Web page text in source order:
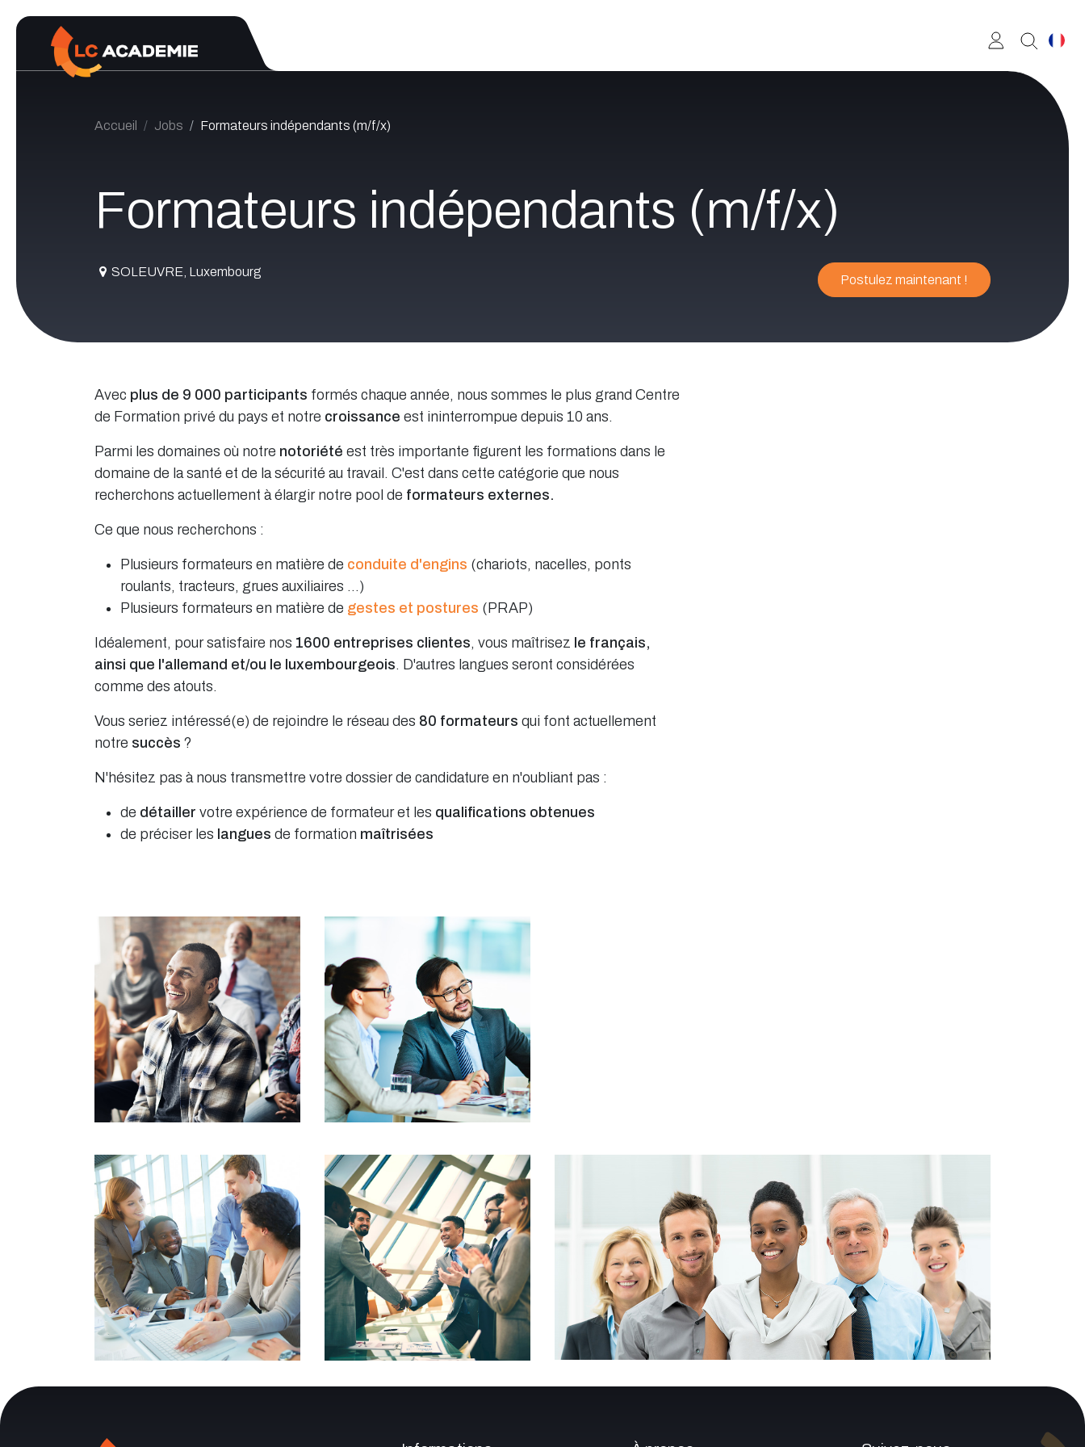
Accueil Jobs Formateurs indépendants (m/f/x)
Formateurs indépendants (m/f/x)
SOLEUVRE, Luxembourg
Postulez maintenant !
Avec plus de 9 000 participants formés chaque année, nous sommes le plus grand Centre
de Formation privé du pays et notre croissance est ininterrompue depuis 10 ans.
Parmi les domaines où notre notoriété est très importante figurent les formations dans le
domaine de la santé et de la sécurité au travail. C'est dans cette catégorie que nous
recherchons actuellement à élargir notre pool de formateurs externes.
Ce que nous recherchons :
Plusieurs formateurs en matière de conduite d'engins (chariots, nacelles, ponts
roulants, tracteurs, grues auxiliaires ...)
Plusieurs formateurs en matière de gestes et postures (PRAP)
Idéalement, pour satisfaire nos 1600 entreprises clientes, vous maîtrisez le français,
ainsi que l'allemand et/ou le luxembourgeois. D'autres langues seront considérées
comme des atouts.
Vous seriez intéressé(e) de rejoindre le réseau des 80 formateurs qui font actuellement
notre succès ?
N'hésitez pas à nous transmettre votre dossier de candidature en n'oubliant pas :
de détailler votre expérience de formateur et les qualifications obtenues
de préciser les langues de formation maîtrisées